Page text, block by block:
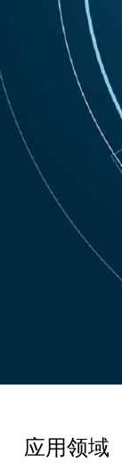
应用领域